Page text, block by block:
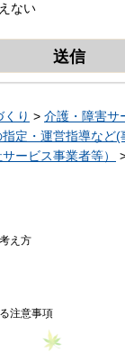
ない
くり > 介護・障害サ
定・運営指導など(
ービス事業者等）
え方
注意事項